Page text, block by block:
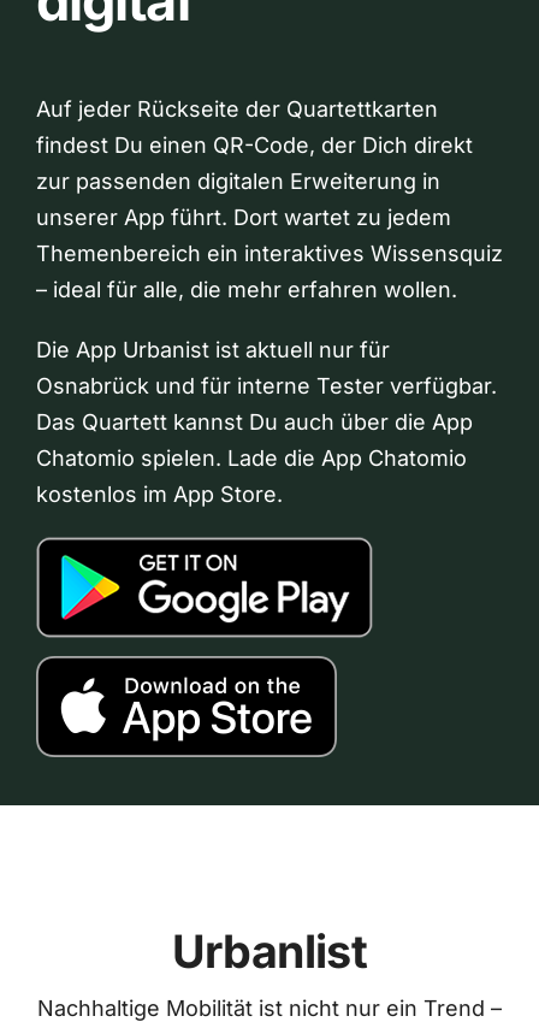
Auf jeder Rückseite der Quartettkarten
findest Du einen QR-Code, der Dich direkt
zur passenden digitalen Erweiterung in
unserer App führt. Dort wartet zu jedem
Themenbereich ein interaktives Wissensquiz
– ideal für alle, die mehr erfahren wollen.
Die App Urbanist ist aktuell nur für
Osnabrück und für interne Tester verfügbar.
Das Quartett kannst Du auch über die App
Chatomio spielen. Lade die App Chatomio
kostenlos im App Store.
Urbanlist
Nachhaltige Mobilität ist nicht nur ein Trend –